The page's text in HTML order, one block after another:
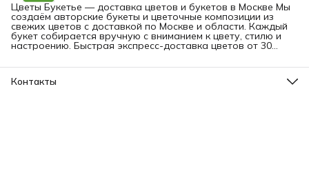
Цветы Букетье — доставка цветов и букетов в Москве Мы
создаём авторские букеты и цветочные композиции из
свежих цветов с доставкой по Москве и области. Каждый
букет собирается вручную с вниманием к цвету, стилю и
настроению. Быстрая экспресс-доставка цветов от 30
заказать букет онлайн в любое время.
Контакты